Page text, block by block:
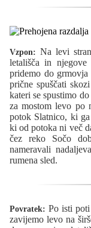
Vzpon: Na levi
letališča in
pridemo do
prične spuščati
kateri se spustimo
za mostom levo po
potok Slatnico, ki
ki od potoka ni več
čez reko Sočo
nameravali
rumena sled.
Povratek: Po isti
zavijemo levo na